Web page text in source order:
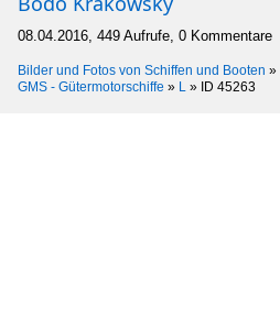
08.04.2016, 449 Aufrufe, 0 Kommentare
Bilder und Fotos von Schiffen und Booten »
GMS - Gütermotorschiffe » L » ID 45263